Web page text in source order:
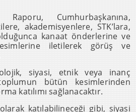
Raporu, Cumhurbaşkanına,
akademisyenlere, STK’lara,
kanaat önderlerine ve
iletilerek görüş ve
siyasi, etnik veya inanç
bütün kesimlerinden
katılımı sağlanacaktır.
katılabilineceği gibi, siyasi